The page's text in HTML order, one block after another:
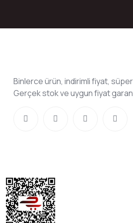
Binlerce ürün, indirimli fiyat,
Gerçek stok ve uygun fiyat